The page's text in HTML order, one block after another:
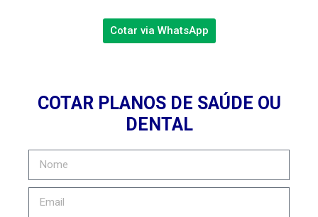
Cotar via WhatsApp
COTAR PLANOS DE SAÚDE OU
DENTAL